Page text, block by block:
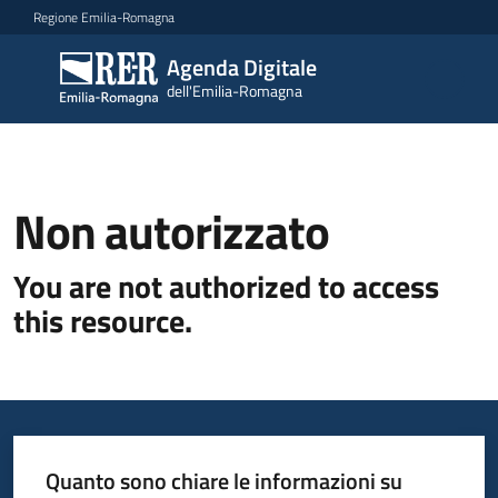
Vai al contenuto
Vai alla navigazione
Vai al footer
Regione Emilia-Romagna
Agenda Digitale
dell'Emilia-Romagna
Agenda
Digitale
dell'Emilia-
Novità
Strategia
Dati
Non autorizzato
You are not authorized to access
this resource.
Quanto sono chiare le informazioni su